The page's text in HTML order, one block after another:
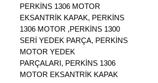
PERKİNS 1306 MOTOR
EKSANTRİK KAPAK, PERKİNS
1306 MOTOR ,PERKİNS 1300
SERİ YEDEK PARÇA, PERKİNS
MOTOR YEDEK
PARÇALARI, PERKİNS 1306
MOTOR EKSANTRİK KAPAK